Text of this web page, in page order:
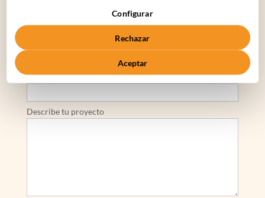
Teléfono de Contacto*
Email*
Describe tu proyecto
Configurar
Rechazar
Aceptar